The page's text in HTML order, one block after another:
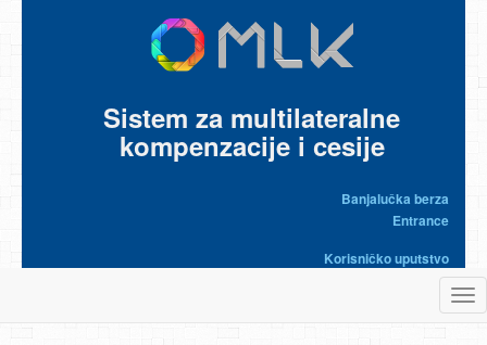
Sistem za multilateralne
kompenzacije i cesije
Banjalučka berza
Entrance
Korisničko uputstvo